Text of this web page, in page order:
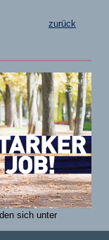
zurück
sich unter